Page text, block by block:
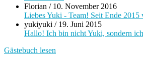
Florian / 10. November 2016
Liebes Yuki - Team! Seit Ende 2015
yukiyuki / 19. Juni 2015
Hallo! Ich bin nicht Yuki, sondern
Gästebuch lesen